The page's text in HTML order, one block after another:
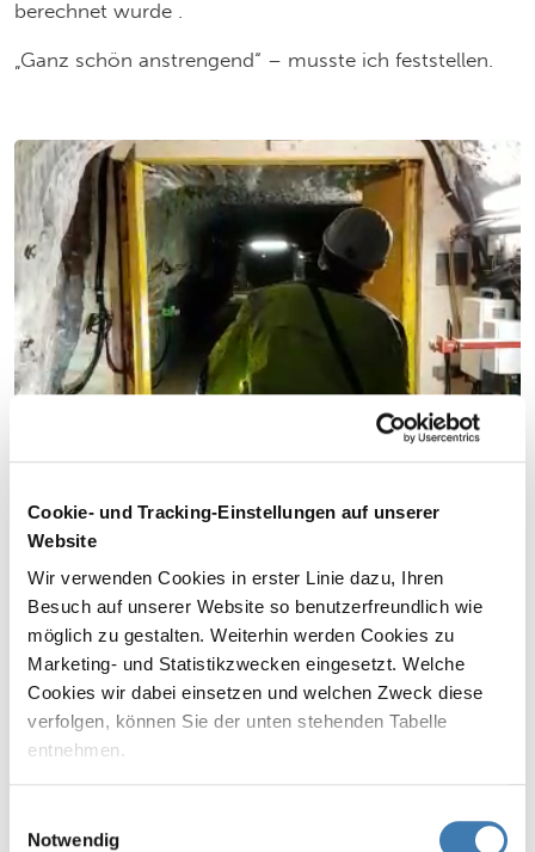
Cookie- und Tracking-Einstellungen auf unserer
Website
Wir verwenden Cookies in erster Linie dazu, Ihren
Besuch auf unserer Website so benutzerfreundlich wie
möglich zu gestalten. Weiterhin werden Cookies zu
Marketing- und Statistikzwecken eingesetzt. Welche
Cookies wir dabei einsetzen und welchen Zweck diese
verfolgen, können Sie der unten stehenden Tabelle
entnehmen.
erforderliche Cookies gespeichert. Wenn Sie nur einzelne
Notwendig
berechnet wurde .
„Ganz schön anstrengend“ – musste ich feststellen.
Slider überspringen
Zum Beginn des Sliders springen
Räderim Einsatz
im Einsatz.